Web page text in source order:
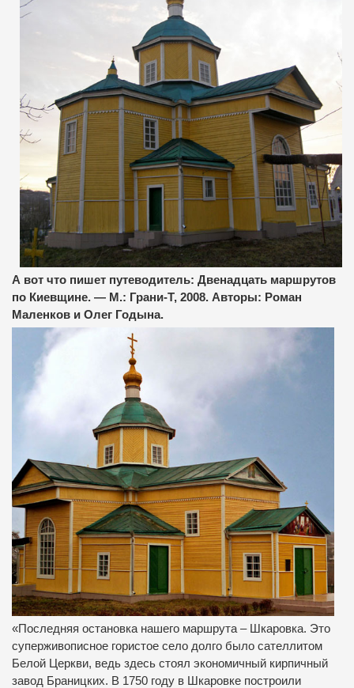
А вот что пишет путеводитель: Двенадцать маршрутов
по Киевщине. — М.: Грани-Т, 2008. Авторы: Роман
Маленков и Олег Годына.
«Последняя остановка нашего маршрута – Шкаровка. Это
суперживописное гористое село долго было сателлитом
Белой Церкви, ведь здесь стоял экономичный кирпичный
завод Браницких. В 1750 году в Шкаровке построили